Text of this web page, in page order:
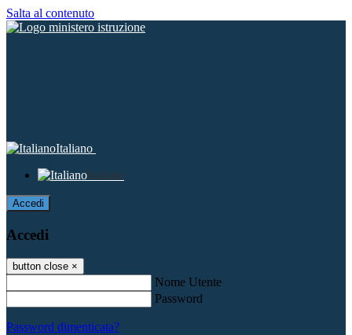
Salta al contenuto
Italiano
Italiano
Accedi
Accedi
button close ×
Nome Utente
Password
Password dimenticata?